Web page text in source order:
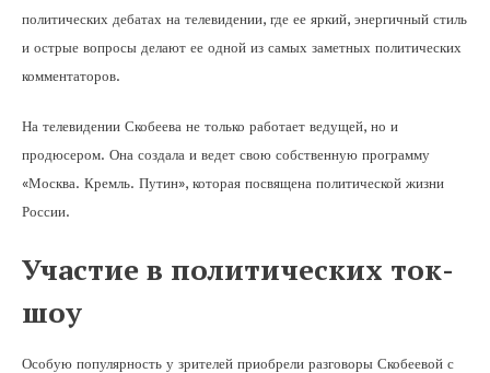
политических дебатах на телевидении, где ее яркий, энергичный стиль
и острые вопросы делают ее одной из самых заметных политических
комментаторов.
На телевидении Скобеева не только работает ведущей, но и
продюсером. Она создала и ведет свою собственную программу
«Москва. Кремль. Путин», которая посвящена политической жизни
России.
Участие в политических ток-
шоу
Особую популярность у зрителей приобрели разговоры Скобеевой с